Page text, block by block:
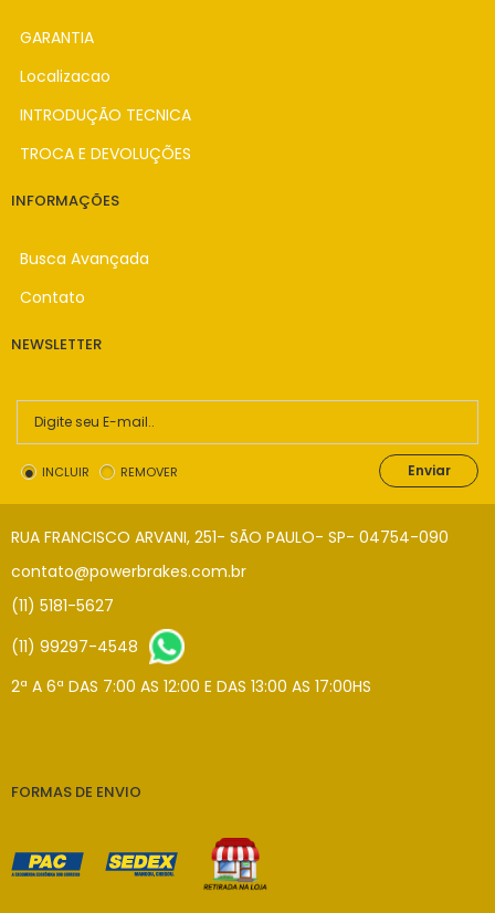
GARANTIA
Localizacao
INTRODUÇÃO TECNICA
TROCA E DEVOLUÇÕES
INFORMAÇÕES
Busca Avançada
Contato
NEWSLETTER
INCLUIR REMOVER Enviar
RUA FRANCISCO ARVANI, 251- SÃO PAULO- SP- 04754-090
contato@powerbrakes.com.br
(11) 5181-5627
(11) 99297-4548
2ª A 6ª DAS 7:00 AS 12:00 E DAS 13:00 AS 17:00HS
FORMAS DE ENVIO